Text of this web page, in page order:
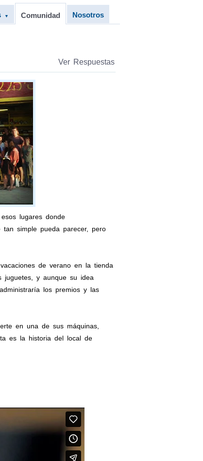
▼ Comunidad Nosotros
Ver Respuestas
lugares donde
simple pueda parecer, pero
de verano en la tienda
juguetes, y aunque su idea
los premios y las
en una de sus máquinas,
es la historia del local de